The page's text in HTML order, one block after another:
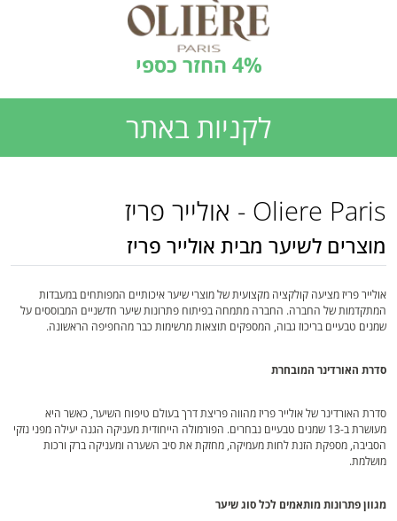
4% החזר כספי
לקניות באתר
Oliere Paris - אולייר פריז
מוצרים לשיער מבית אולייר פריז
אולייר פריז מציעה קולקציה מקצועית של מוצרי שיער איכותיים המפותחים במעבדות
המתקדמות של החברה. החברה מתמחה בפיתוח פתרונות שיער חדשניים המבוססים על
שמנים טבעיים בריכוז גבוה, המספקים תוצאות מרשימות כבר מהחפיפה הראשונה.
סדרת האורדינר המובחרת
סדרת האורדינר של אולייר פריז מהווה פריצת דרך בעולם טיפוח השיער, כאשר היא
מעושרת ב-13 שמנים טבעיים נבחרים. הפורמולה הייחודית מעניקה הגנה יעילה מפני נזקי
הסביבה, מספקת הזנת לחות מעמיקה, מחזקת את סיב השערה ומעניקה ברק ורכות
מושלמת.
מגוון פתרונות מותאמים לכל סוג שיער